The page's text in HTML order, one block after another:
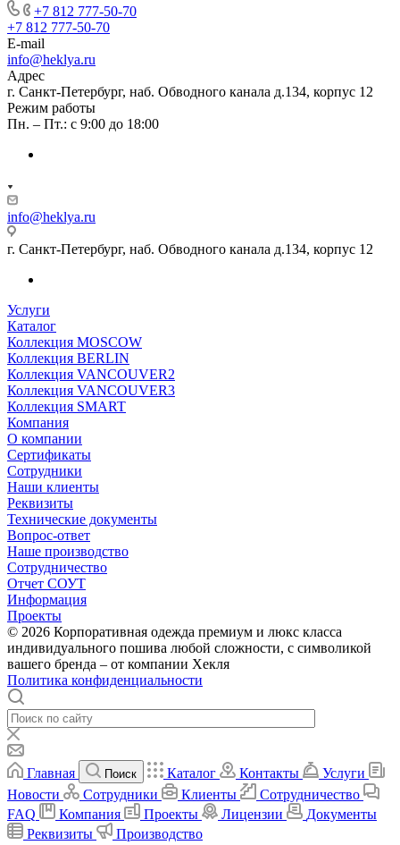
+7 812 777-50-70
+7 812 777-50-70
E-mail
info@heklya.ru
Адрес
г. Санкт-Петербург, наб. Обводного канала д.134, корпус 12
Режим работы
Пн. – Пт.: с 9:00 до 18:00
info@heklya.ru
г. Санкт-Петербург, наб. Обводного канала д.134, корпус 12
Услуги
Каталог
Коллекция MOSCOW
Коллекция BERLIN
Коллекция VANCOUVER2
Коллекция VANCOUVER3
Коллекция SMART
Компания
О компании
Сертификаты
Сотрудники
Наши клиенты
Реквизиты
Технические документы
Вопрос-ответ
Наше производство
Сотрудничество
Отчет СОУТ
Информация
Проекты
© 2026 Корпоративная одежда премиум и люкс класса
индивидуального пошива любой сложности, с символикой
вашего бренда – от компании Хекля
Политика конфиденциальности
Главная Поиск Каталог Контакты
Услуги
Новости
Сотрудники Клиенты
Сотрудничество
FAQ
Компания Проекты Лицензии
Документы
Реквизиты
Производство